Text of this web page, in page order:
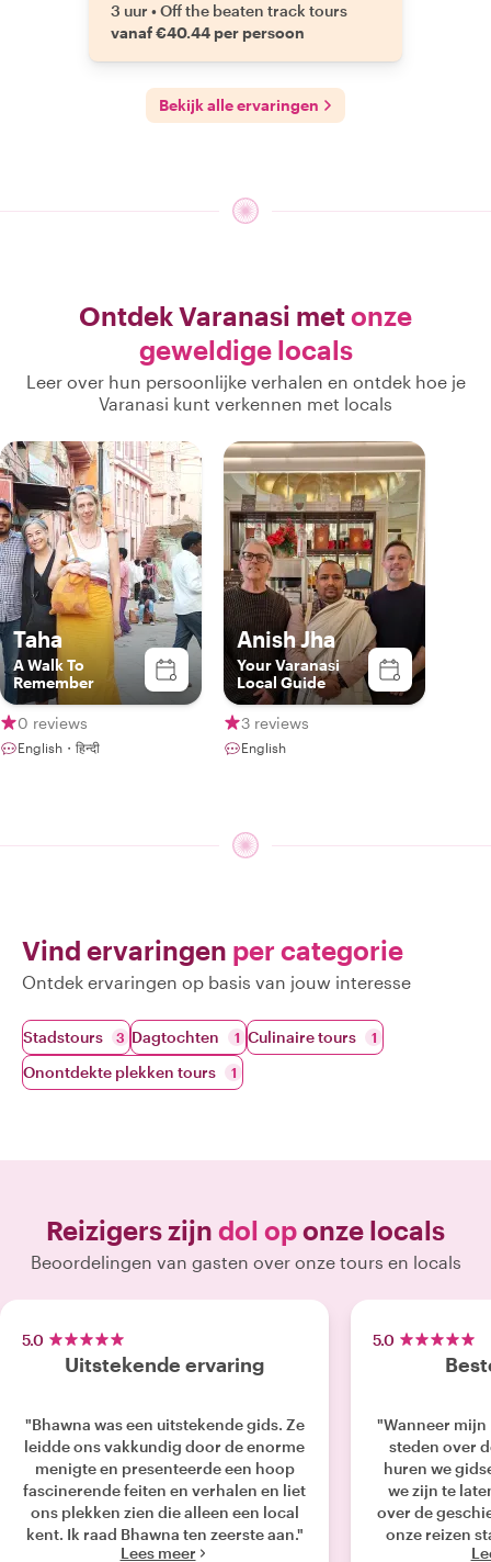
3 uur •Off the beaten track tours
vanaf €40.44 per persoon
Bekijk alle ervaringen
Ontdek Varanasi metonze
geweldige locals
Leer over hun persoonlijke verhalen en ontdek hoe je
Varanasi kunt verkennen met locals
Taha
A Walk To
Remember
0 reviews
English・हिन्दी
Anish Jha
Your Varanasi
Local Guide
3 reviews
English
Vind ervaringen per categorie
Ontdek ervaringen op basis van jouw interesse
Stadstours 3 Dagtochten 1 Culinaire tours 1
Onontdekte plekken tours 1
Reizigers zijn dol oponze locals
Beoordelingen van gasten over onze tours en locals
5.0
Uitstekende ervaring
"Bhawna was een uitstekende gids. Ze
leidde ons vakkundig door de enorme
menigte en presenteerde een hoop
fascinerende feiten en verhalen en liet
ons plekken zien die alleen een local
kent. Ik raad Bhawna ten zeerste aan."
Lees meer
5.0
"Wanneer mijn
steden over
huren we
we zijn te
over de
onze reizen
één